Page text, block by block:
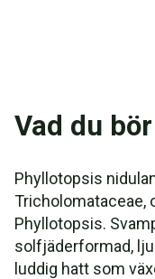
Vad du
Phyllotopsis
Tricholomataceae,
Phyllotopsis.
solfjäderformad,
luddig hatt som